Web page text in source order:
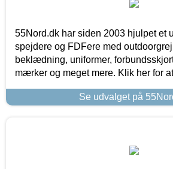
55Nord.dk har siden 2003 hjulpet et
spejdere og FDFere med
beklædning, uniformer,
mærker og meget mere. Klik her for
Se udvalget på